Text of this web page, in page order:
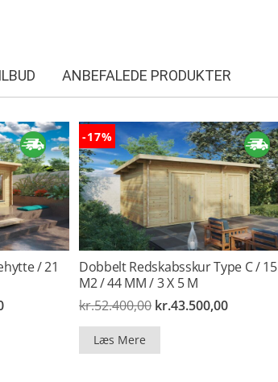
ANBEFALEDE PRODUKTER
/ 21
Den
-17%
Dobbelt Redskabsskur Type C / 15
M2 / 44 MM / 3 X 5 M
kr.52.400,00 Den
oprindelige
pris
kr.52.400,00.
kr.43.500,00Den
Læs Mere